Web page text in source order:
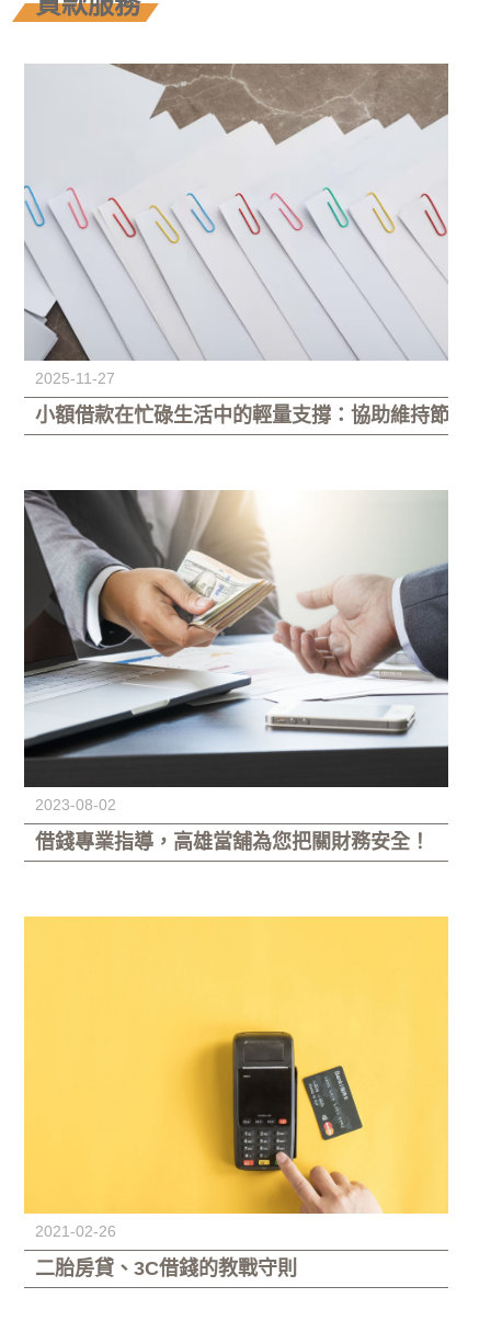
2025-11-27
小額借款在忙碌生活中的輕量支撐：協助維持節奏
2023-08-02
借錢專業指導，高雄當舖為您把關財務安全！
2021-02-26
二胎房貸、3C借錢的教戰守則